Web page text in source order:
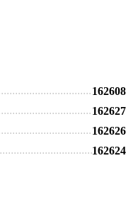
162608
162627
162626
162624